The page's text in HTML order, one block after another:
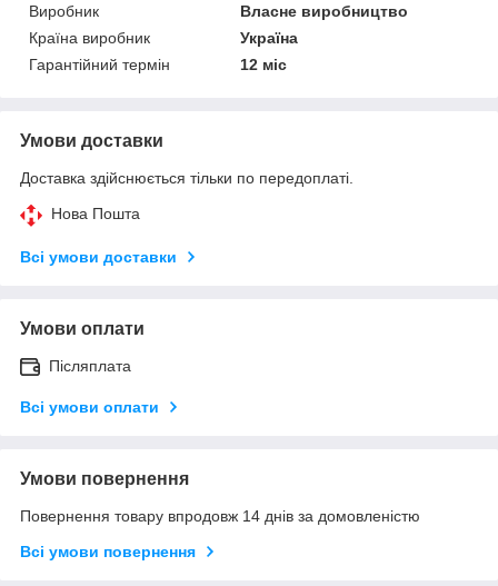
Виробник
Власне виробництво
Країна виробник
Україна
Гарантійний термін
12 міс
Умови доставки
Доставка здійснюється тільки по передоплаті.
Нова Пошта
Всі умови доставки
Умови оплати
Післяплата
Всі умови оплати
Умови повернення
Повернення товару впродовж 14 днів за домовленістю
Всі умови повернення